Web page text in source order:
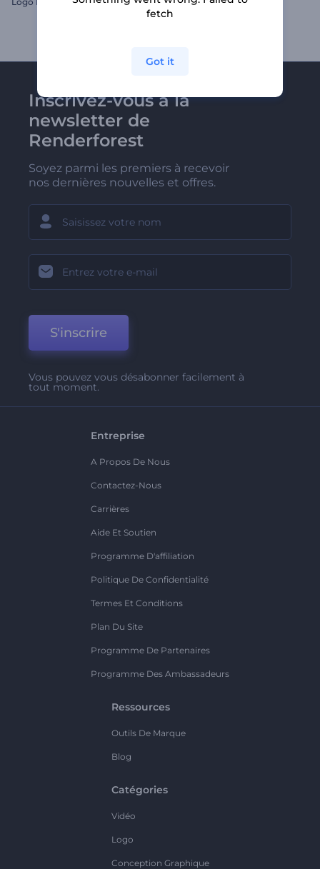
Inscrivez-vous à la
newsletter de
Renderforest
Soyez parmi les premiers à recevoir
nos dernières nouvelles et offres.
S'inscrire
Vous pouvez vous désabonner facilement à
tout moment.
Entreprise
A Propos De Nous
Contactez-Nous
Carrières
Aide Et Soutien
Programme D'affiliation
Politique De Confidentialité
Termes Et Conditions
Plan Du Site
Programme De Partenaires
Programme Des Ambassadeurs
Ressources
Outils De Marque
Blog
Catégories
Vidéo
Logo
Conception Graphique
fetch
Got it